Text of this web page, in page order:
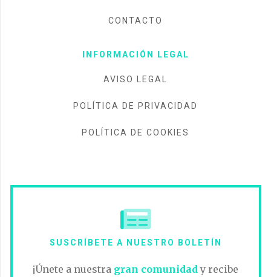
CONTACTO
INFORMACIÓN LEGAL
AVISO LEGAL
POLÍTICA DE PRIVACIDAD
POLÍTICA DE COOKIES
SUSCRÍBETE A NUESTRO BOLETÍN
¡Únete a nuestra gran comunidady recibe